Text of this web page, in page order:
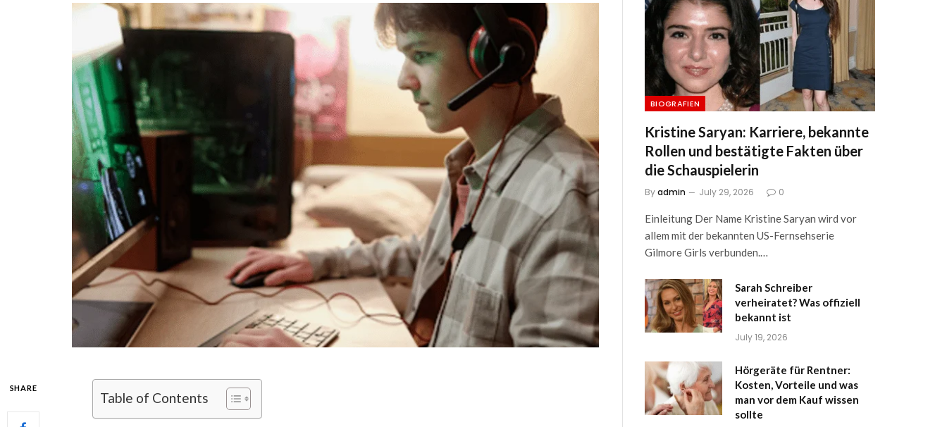
SHARE
Table of Contents
BIOGRAFIEN
Kristine Saryan: Karriere, bekannte
Rollen und bestätigte Fakten über
die Schauspielerin
Byadmin July 29, 2026 0
Einleitung Der Name Kristine Saryan wird vor
allem mit der bekannten US-Fernsehserie
Gilmore Girls verbunden.…
Sarah Schreiber
verheiratet? Was offiziell
bekannt ist
July 19, 2026
Hörgeräte für Rentner:
Kosten, Vorteile und was
man vor dem Kauf wissen
sollte